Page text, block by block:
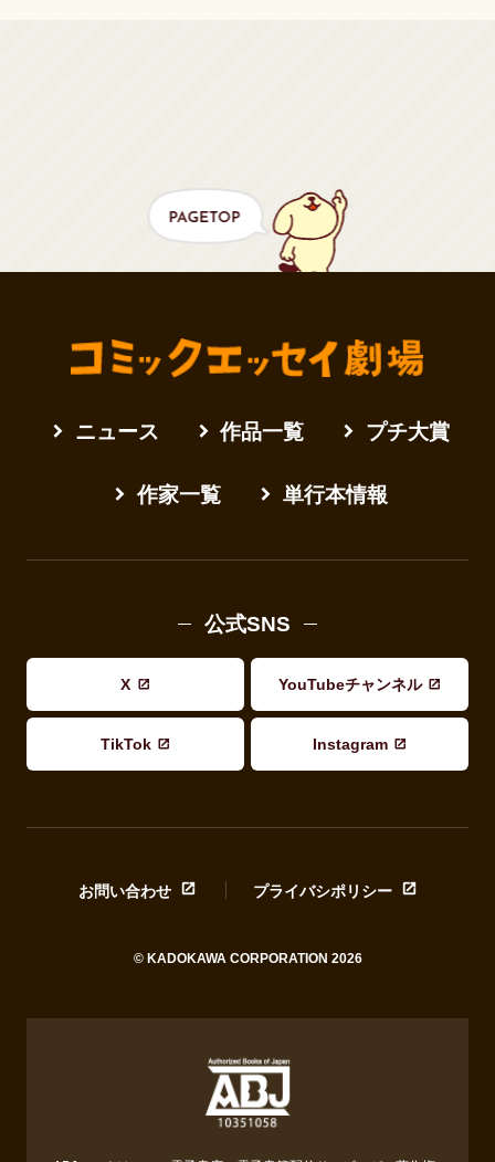
ニュース 作品一覧 プチ大賞
作家一覧 単行本情報
公式SNS
X YouTubeチャンネル
TikTok Instagram
お問い合わせ プライバシポリシー
© KADOKAWA CORPORATION 2026